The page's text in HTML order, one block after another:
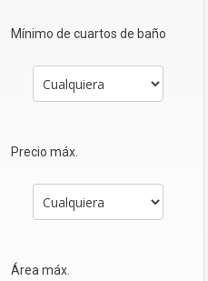
Mínimo de cuartos de baño
Precio máx.
Área máx.